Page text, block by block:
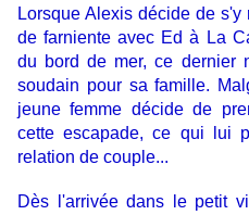
Lorsque Alexis décide de
de farniente avec Ed à La
du bord de mer, ce dernier
soudain pour sa famille.
jeune femme décide de
cette escapade, ce qui lui
relation de couple...
Dès l'arrivée dans le petit